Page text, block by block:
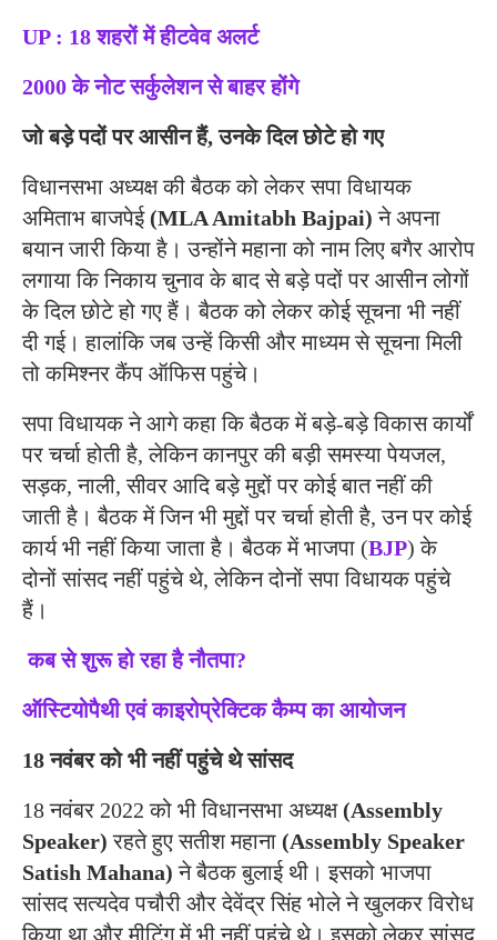
UP : 18 शहरों में हीटवेव अलर्ट
2000 के नोट सर्कुलेशन से बाहर होंगे
जो बड़े पदों पर आसीन हैं, उनके दिल छोटे हो गए
विधानसभा अध्यक्ष की बैठक को लेकर सपा विधायक
अमिताभ बाजपेई(MLA Amitabh Bajpai)ने अपना
बयान जारी किया है। उन्होंने महाना को नाम लिए बगैर आरोप
लगाया कि निकाय चुनाव के बाद से बड़े पदों पर आसीन लोगों
के दिल छोटे हो गए हैं। बैठक को लेकर कोई सूचना भी नहीं
दी गई। हालांकि जब उन्हें किसी और माध्यम से सूचना मिली
तो कमिश्नर कैंप ऑफिस पहुंचे।
सपा विधायक ने आगे कहा कि बैठक में बड़े-बड़े विकास कार्यों
पर चर्चा होती है, लेकिन कानपुर की बड़ी समस्या पेयजल,
सड़क, नाली, सीवर आदि बड़े मुद्दों पर कोई बात नहीं की
जाती है। बैठक में जिन भी मुद्दों पर चर्चा होती है, उन पर कोई
कार्य भी नहीं किया जाता है। बैठक में भाजपा (BJP) के
दोनों सांसद नहीं पहुंचे थे, लेकिन दोनों सपा विधायक पहुंचे
हैं।
कब से शुरू हो रहा है नौतपा?
ऑस्टियोपैथी एवं काइरोप्रेक्टिक कैम्प का आयोजन
18 नवंबर को भी नहीं पहुंचे थे सांसद
18 नवंबर 2022 को भी विधानसभा अध्यक्ष(Assembly
Speaker)रहते हुए सतीश महाना (Assembly Speaker
Satish Mahana) ने बैठक बुलाई थी। इसको भाजपा
सांसद सत्यदेव पचौरी और देवेंद्र सिंह भोले ने खुलकर विरोध
किया था और मीटिंग में भी नहीं पहुंचे थे। इसको लेकर सांसद